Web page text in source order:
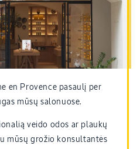
en Provence pasaulį per
mūsų salonuose.
veido odos ar plaukų
mūsų grožio konsultantės